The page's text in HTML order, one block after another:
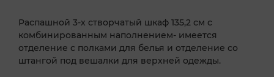
Распашной 3-х створчатый шкаф 135,2 см с
комбинированным наполнением- имеется
отделение с полками для белья и отделение со
штангой под вешалки для верхней одежды.